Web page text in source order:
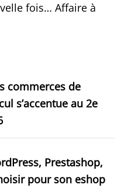
fois… Affaire à
commerces de
s’accentue au 2e
Prestashop,
pour son eshop